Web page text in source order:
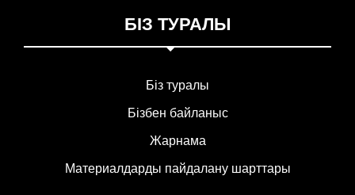
БІЗ ТУРАЛЫ
Біз туралы
Бізбен байланыс
Жарнама
Материалдарды пайдалану шарттары